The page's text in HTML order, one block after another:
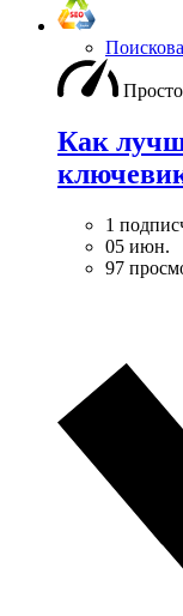
Как
1
05 июн.
97